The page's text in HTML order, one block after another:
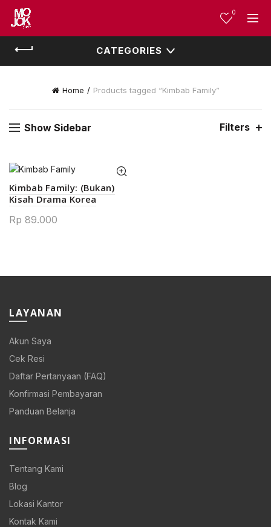
0
CATEGORIES
Home Products tagged “Kimbab Family”
Show Sidebar Filters
Kimbab Family: (Bukan)
Kisah Drama Korea
Rp 89.000
LAYANAN
Akun Saya
Cek Resi
Daftar Pertanyaan (FAQ)
Konfirmasi Pembayaran
Panduan Belanja
INFORMASI
Tentang Kami
Blog
Lokasi Kantor
Kontak Kami